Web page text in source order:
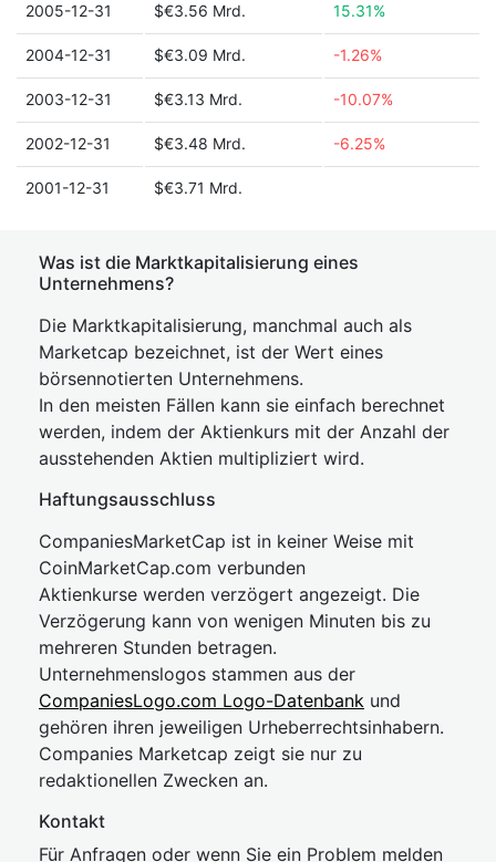
2005-12-31 $€3.56 Mrd. 15.31%
2004-12-31 $€3.09 Mrd. -1.26%
2003-12-31 $€3.13 Mrd. -10.07%
2002-12-31 $€3.48 Mrd. -6.25%
2001-12-31 $€3.71 Mrd.
Was ist die Marktkapitalisierung eines
Unternehmens?
Die Marktkapitalisierung, manchmal auch als
Marketcap bezeichnet, ist der Wert eines
börsennotierten Unternehmens.
In den meisten Fällen kann sie einfach berechnet
werden, indem der Aktienkurs mit der Anzahl der
ausstehenden Aktien multipliziert wird.
Haftungsausschluss
CompaniesMarketCap ist in keiner Weise mit
CoinMarketCap.com verbunden
Aktienkurse werden verzögert angezeigt. Die
Verzögerung kann von wenigen Minuten bis zu
mehreren Stunden betragen.
Unternehmenslogos stammen aus der
CompaniesLogo.com Logo-Datenbank und
gehören ihren jeweiligen Urheberrechtsinhabern.
Companies Marketcap zeigt sie nur zu
redaktionellen Zwecken an.
Kontakt
Für Anfragen oder wenn Sie ein Problem melden